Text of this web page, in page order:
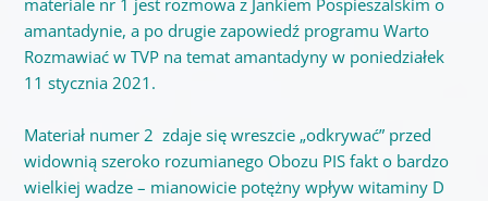
materiale nr 1 jest rozmowa z Jankiem Pospieszalskim o
amantadynie, a po drugie zapowiedź programu Warto
Rozmawiać w TVP na temat amantadyny w poniedziałek
11 stycznia 2021.
Materiał numer 2 zdaje się wreszcie „odkrywać” przed
widownią szeroko rozumianego Obozu PIS fakt o bardzo
wielkiej wadze – mianowicie potężny wpływ witaminy D